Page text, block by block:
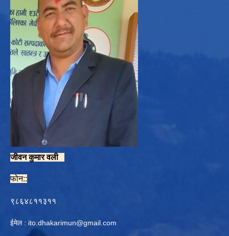
जीवन कुमार वली
फोन::
९८६४८११३११
ईमेल : ito.dhakarimun@gmail.com